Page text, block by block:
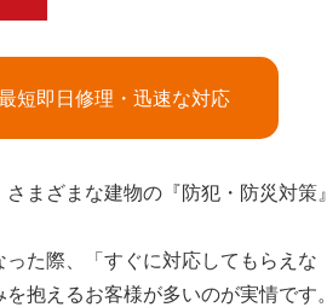
短即日修理・迅速な対応
まざまな建物の『防犯・防災対策』
た際、「すぐに対応してもらえな
抱えるお客様が多いのが実情です。